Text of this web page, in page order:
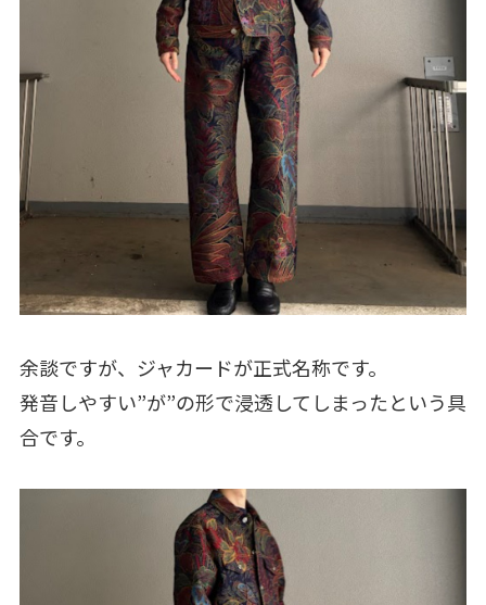
余談ですが、ジャカードが正式名称です。
発音しやすい”が”の形で浸透してしまったという具
合です。